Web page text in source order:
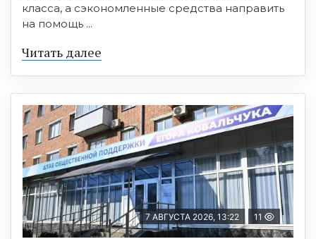
класса, а сэкономленные средства направить
на помощь ...
Читать далее
7 АВГУСТА 2026, 13:22 11